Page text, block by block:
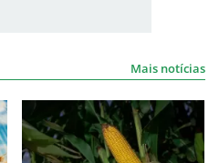
Mais notícias